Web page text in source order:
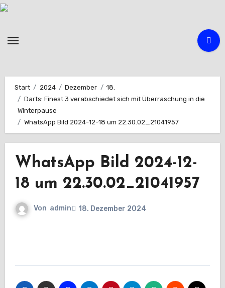
Zum
Start 2024 Dezember
18.
Darts: Finest 3 verabschiedet sich mit Überraschung in die
Winterpause
WhatsApp Bild 2024-12-18 um 22.30.02_21041957
WhatsApp Bild 2024-12-
18 um 22.30.02_21041957
Von admin 18. Dezember 2024